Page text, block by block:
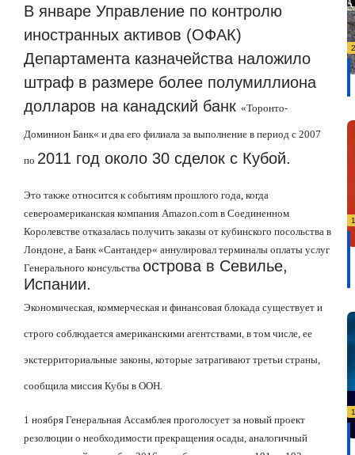
В январе Управление по контролю
иностранных активов (ОФАК)
Департамента казначейства наложило
штраф в размере более полумиллиона
долларов на канадский банк «Торонто-
Доминион Банк« и два его филиала за выполнение в период с 2007
по 2011 год около 30 сделок с Кубой.
Это также относится к событиям прошлого года, когда
североамериканская компания Amazon.com в Соединенном
Королевстве отказалась получить заказы от кубинского посольства в
Лондоне, а Банк «Сантандер« аннулировал терминалы оплаты услуг
Генерального консульства острова в Севилье,
Испании.
Экономическая, коммерческая и финансовая блокада существует и
строго соблюдается американскими агентствами, в том числе, ее
экстерриториальные законы, которые затрагивают третьи страны,
сообщила миссия Кубы в ООН.
1 ноября Генеральная Ассамблея проголосует за новый проект
резолюции о необходимости прекращения осады, аналогичный